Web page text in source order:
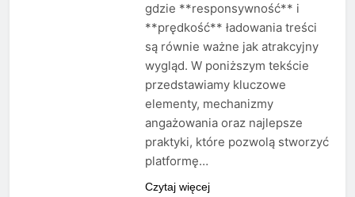
gdzie **responsywność** i
**prędkość** ładowania treści
są równie ważne jak atrakcyjny
wygląd. W poniższym tekście
przedstawiamy kluczowe
elementy, mechanizmy
angażowania oraz najlepsze
praktyki, które pozwolą stworzyć
platformę…
Czytaj więcej